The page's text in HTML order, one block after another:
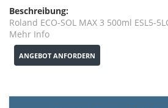
Beschreibung:
Roland ECO-SOL MAX 3 500ml ESL5-
Mehr Info
ANGEBOT ANFORDERN